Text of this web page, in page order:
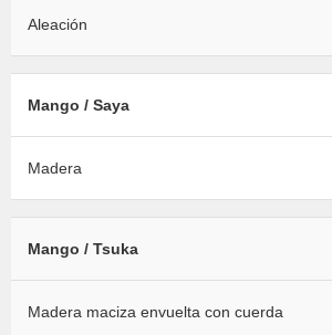
Aleación
Mango / Saya
Madera
Mango / Tsuka
Madera maciza envuelta con cuerda